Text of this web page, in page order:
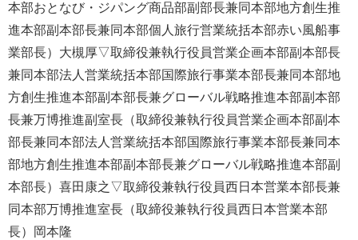
本部おとなび・ジパング商品部副部長兼同本部地方創生推
進本部副本部長兼同本部個人旅行営業統括本部赤い風船事
業部長）大槻厚▽取締役兼執行役員営業企画本部副本部長
兼同本部法人営業統括本部国際旅行事業本部長兼同本部地
方創生推進本部副本部長兼グローバル戦略推進本部副本部
長兼万博推進副室長（取締役兼執行役員営業企画本部副本
部長兼同本部法人営業統括本部国際旅行事業本部長兼同本
部地方創生推進本部副本部長兼グローバル戦略推進本部副
本部長）喜田康之▽取締役兼執行役員西日本営業本部長兼
同本部万博推進室長（取締役兼執行役員西日本営業本部
長）岡本隆